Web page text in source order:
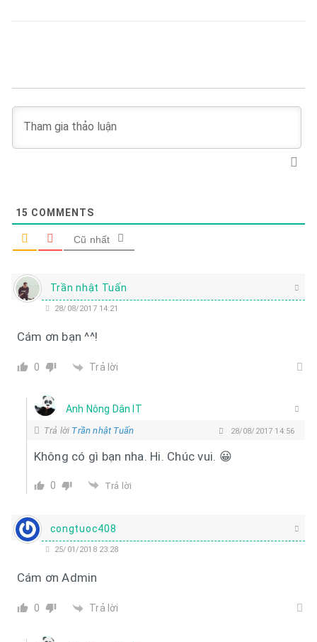
15 COMMENTS
Cũ nhất
Trần nhật Tuấn
28/08/2017 14:21
Cám ơn bạn ^^!
0 Trả lời
Anh Nông Dân IT
Trả lời Trần nhật Tuấn 28/08/2017 14:56
Không có gì bạn nha. Hi. Chúc vui. 😀
0 Trả lời
congtuoc408
25/01/2018 23:28
Cám ơn Admin
0 Trả lời